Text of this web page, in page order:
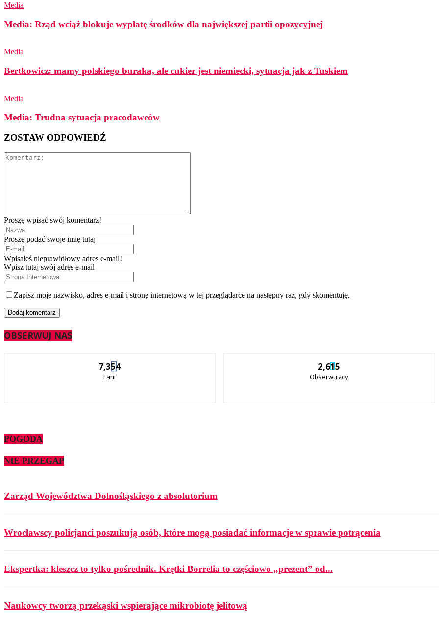
Media
Media: Rząd wciąż blokuje wypłatę środków dla największej partii opozycyjnej
Media
Bertkowicz: mamy polskiego buraka, ale cukier jest niemiecki, sytuacja jak z Tuskiem
Media
Media: Trudna sytuacja pracodawców
ZOSTAW ODPOWIEDŹ
Proszę wpisać swój komentarz!
Proszę podać swoje imię tutaj
Wpisałeś nieprawidłowy adres e-mail!
Wpisz tutaj swój adres e-mail
Zapisz moje nazwisko, adres e-mail i stronę internetową w tej przeglądarce na następny raz, gdy skomentuję.
OBSERWUJ NAS
7,354
Fani
2,615
Obserwujący
POGODA
NIE PRZEGAP
Zarząd Województwa Dolnośląskiego z absolutorium
Wrocławscy policjanci poszukują osób, które mogą posiadać informacje w sprawie potrącenia
Ekspertka: kleszcz to tylko pośrednik. Krętki Borrelia to częściowo „prezent” od...
Naukowcy tworzą przekąski wspierające mikrobiotę jelitową